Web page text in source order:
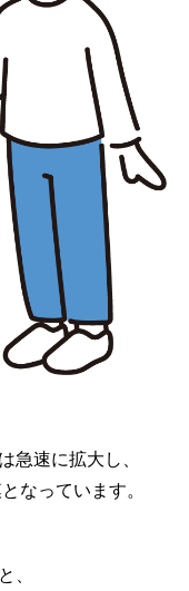
急速に拡大し、
なっています。